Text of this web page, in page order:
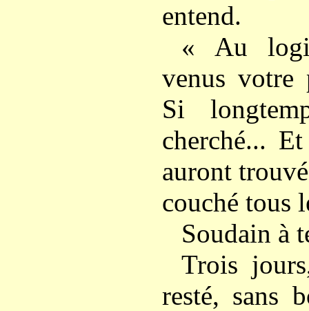
entend.
« Au
venus votre
Si
cherché...
auront
couché tous
Soudain à
Trois
resté, sans